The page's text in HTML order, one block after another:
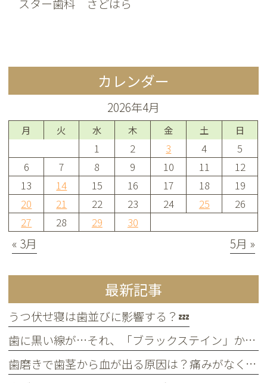
カレンダー
2026年4月
月 火 水 木 金 土 日
1 2 3 4
5
6
7 8 9 10 11
12
13
14 15 16 17 18
19
20
21 22 23 24 25
26
27
28 29 30
« 3月 5月 »
最新記事
うつ伏せ寝は歯並びに影響する？💤
歯に黒い線が…それ、「ブラックステイン」かもしれません！
歯磨きで歯茎から血が出る原因は？痛みがなくても受診すべき判断基準